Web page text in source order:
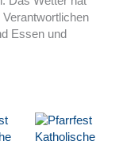
Essen und